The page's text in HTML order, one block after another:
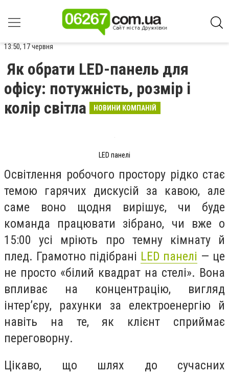
13:50, 17 червня
Як обрати LED-панель для
офісу: потужність, розмір і
колір світла
НОВИНИ КОМПАНІЙ
LED панелі
Освітлення робочого простору рідко стає
темою гарячих дискусій за кавою, але
саме воно щодня вирішує, чи буде
команда працювати зібрано, чи вже о
15:00 усі мріють про темну кімнату й
плед. Грамотно підібрані LED панелі — це
не просто «білий квадрат на стелі». Вона
впливає на концентрацію, вигляд
інтер’єру, рахунки за електроенергію й
навіть на те, як клієнт сприймає
переговорну.
Цікаво, що шлях до сучасних